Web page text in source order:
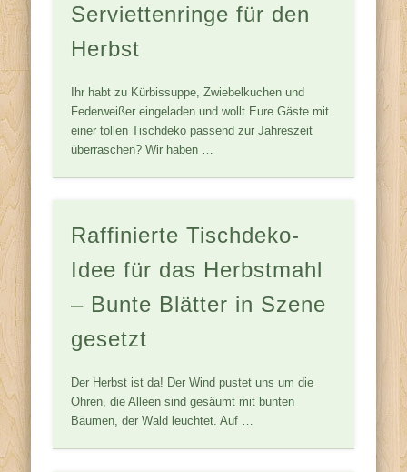
Serviettenringe für den
Herbst
Ihr habt zu Kürbissuppe, Zwiebelkuchen und
Federweißer eingeladen und wollt Eure Gäste mit
einer tollen Tischdeko passend zur Jahreszeit
überraschen? Wir haben …
Raffinierte Tischdeko-
Idee für das Herbstmahl
– Bunte Blätter in Szene
gesetzt
Der Herbst ist da! Der Wind pustet uns um die
Ohren, die Alleen sind gesäumt mit bunten
Bäumen, der Wald leuchtet. Auf …